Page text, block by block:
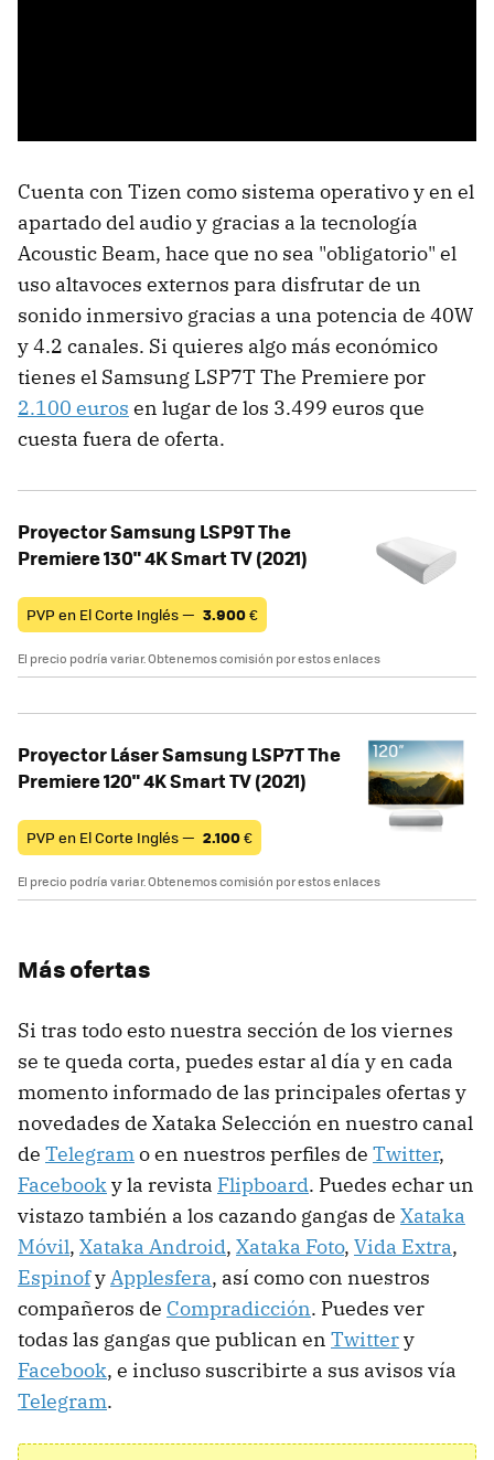
Cuenta con Tizen como sistema operativo y en el
apartado del audio y gracias a la tecnología
Acoustic Beam, hace que no sea "obligatorio" el
uso altavoces externos para disfrutar de un
sonido inmersivo gracias a una potencia de 40W
y 4.2 canales. Si quieres algo más económico
tienes el Samsung LSP7T The Premiere por
2.100 euros en lugar de los 3.499 euros que
cuesta fuera de oferta.
Proyector Samsung LSP9T The
Premiere 130" 4K Smart TV (2021)
PVP en El Corte Inglés — 3.900€
El precio podría variar. Obtenemos comisión por estos enlaces
Proyector Láser Samsung LSP7T The
Premiere 120" 4K Smart TV (2021)
PVP en El Corte Inglés — 2.100€
El precio podría variar. Obtenemos comisión por estos enlaces
Más ofertas
Si tras todo esto nuestra sección de los viernes
se te queda corta, puedes estar al día y en cada
momento informado de las principales ofertas y
novedades de Xataka Selección en nuestro canal
de Telegram o en nuestros perfiles de Twitter,
Facebook y la revista Flipboard. Puedes echar un
vistazo también a los cazando gangas de Xataka
Móvil, Xataka Android, Xataka Foto, Vida Extra,
Espinofy Applesfera, así como con nuestros
compañeros de Compradicción. Puedes ver
todas las gangas que publican en Twittery
Facebook, e incluso suscribirte a sus avisos vía
Telegram.